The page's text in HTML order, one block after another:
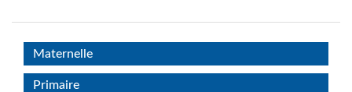
Maternelle
Primaire